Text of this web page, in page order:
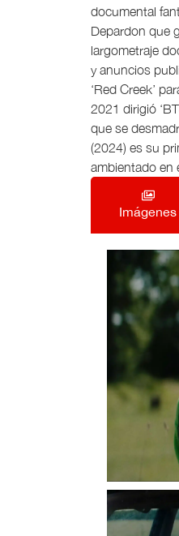
documental
Depardon que
largometraje
y anuncios
‘Red Creek’
2021 dirigió
que se
(2024) es su
ambientado en
Imágenes